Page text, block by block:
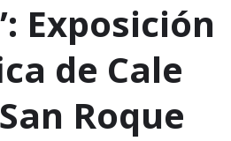
Exposición
de Cale
Roque